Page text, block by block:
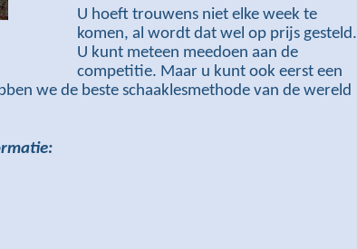
U hoeft trouwens niet elke week te
komen, al wordt dat wel op prijs gesteld.
U kunt meteen meedoen aan de
competitie. Maar u kunt ook eerst een
we de beste schaaklesmethode van de wereld